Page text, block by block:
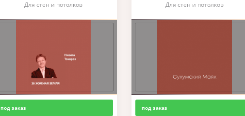
Для стен и потолков
под заказ
Для стен и потолков
под заказ